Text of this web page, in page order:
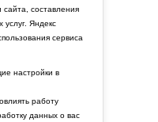
составления
услуг. Яндекс
сервиса
настройки в
работу
данных о вас